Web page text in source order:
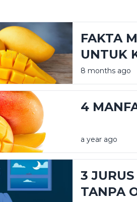
FAKTA
UNTUK
8 months ago
4
a year ago
3
TANPA